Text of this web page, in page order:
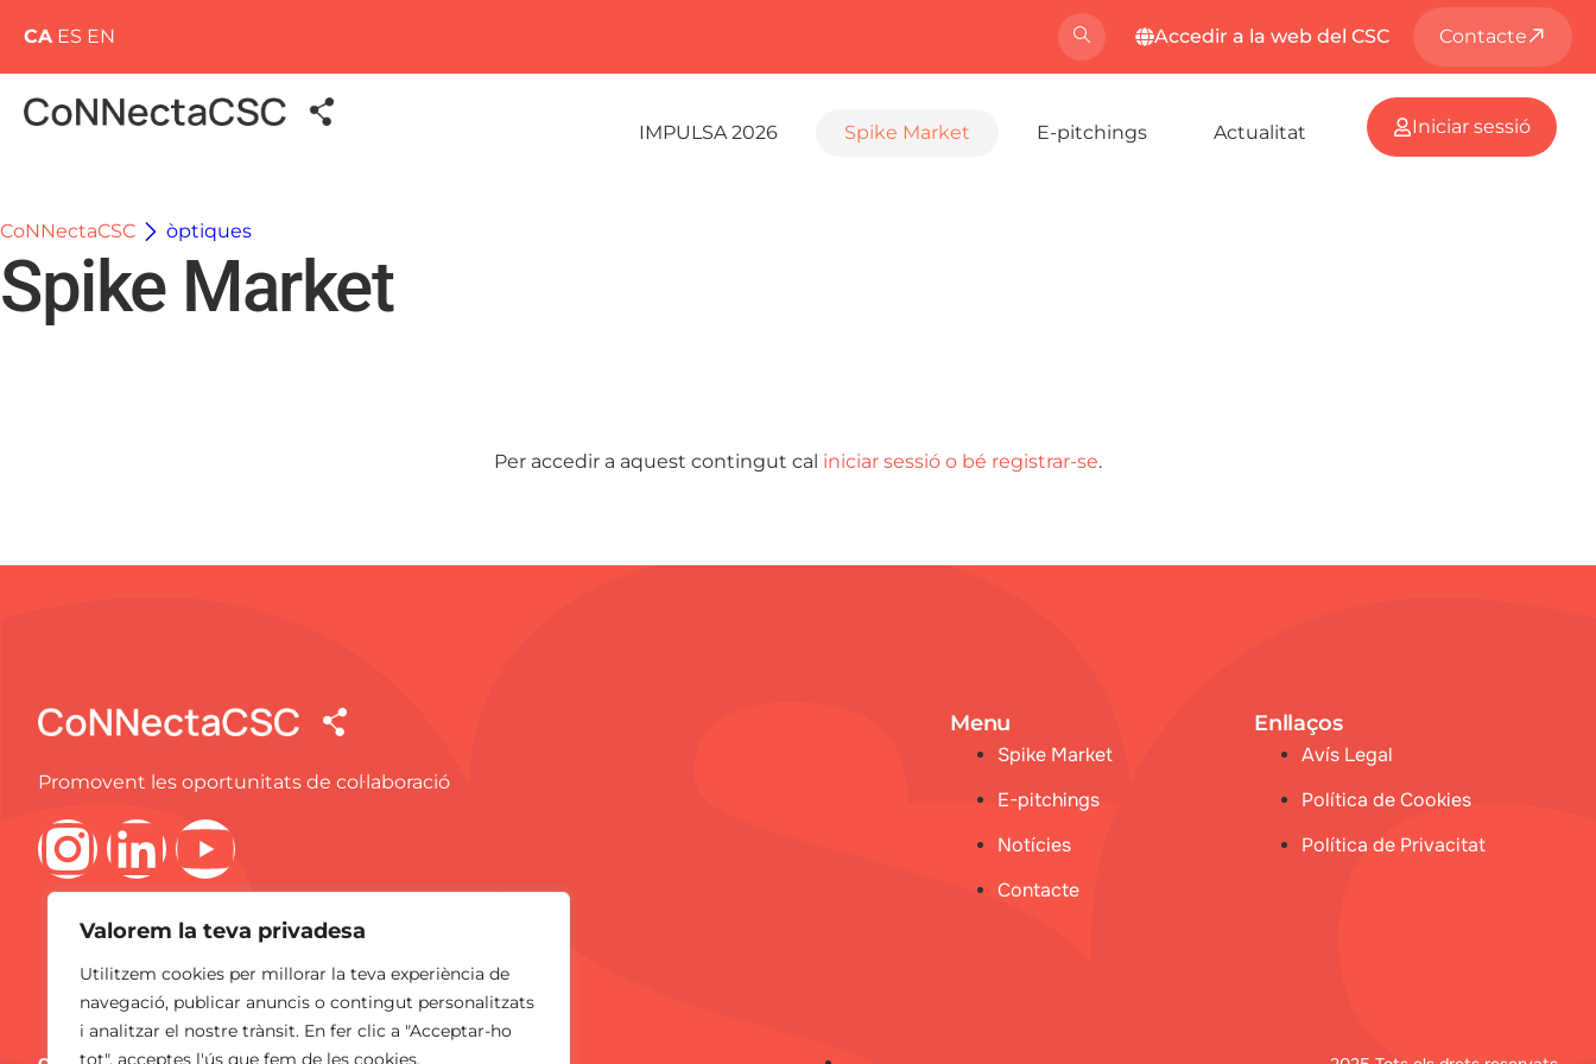
Valorem la teva privadesa
Utilitzem cookies per millorar la teva experiència de
navegació, publicar anuncis o contingut personalitzats
i analitzar el nostre trànsit. En fer clic a "Acceptar-ho
tot", acceptes l'ús que fem de les cookies.
Accedir a la web del CSC Contacte
CA ES EN
IMPULSA 2026 Spike Market E-pitchings Actualitat Iniciar sessió
CoNNectaCSC òptiques
Spike Market
Per accedir a aquest contingut cal iniciar sessió o bé registrar-se.
Promovent les oportunitats de col·laboració
Menu
Spike Market
E-pitchings
Notícies
Contacte
Enllaços
Avís Legal
Política de Cookies
Política de Privacitat